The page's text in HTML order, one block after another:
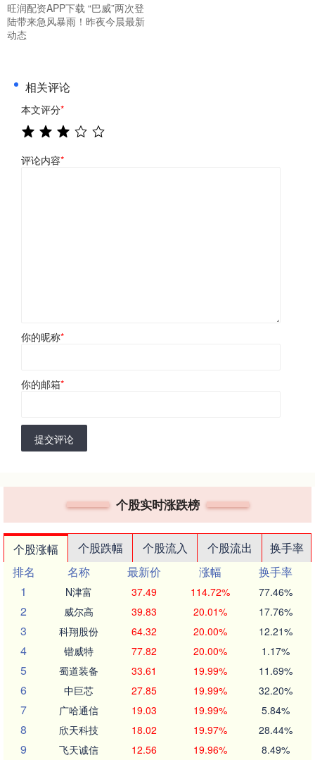
旺润配资APP下载 “巴威”两次登
陆带来急风暴雨！昨夜今晨最新
动态
相关评论
本文评分*
评论内容*
你的昵称*
你的邮箱*
提交评论
个股实时涨跌榜
个股涨幅 个股跌幅 个股流入 个股流出
换手率
排名
名称 最新价 涨幅
换手率
1
N津富 37.49 114.72% 77.46%
2 威尔高 39.83 20.01% 17.76%
3 科翔股份 64.32 20.00% 12.21%
4 锴威特 77.82 20.00% 1.17%
5 蜀道装备 33.61 19.99% 11.69%
6 中巨芯 27.85 19.99% 32.20%
7 广哈通信 19.03 19.99% 5.84%
8 欣天科技 18.02 19.97% 28.44%
9 飞天诚信 12.56 19.96% 8.49%